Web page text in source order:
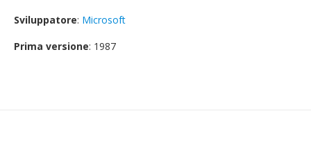
Sviluppatore: Microsoft
Prima versione: 1987